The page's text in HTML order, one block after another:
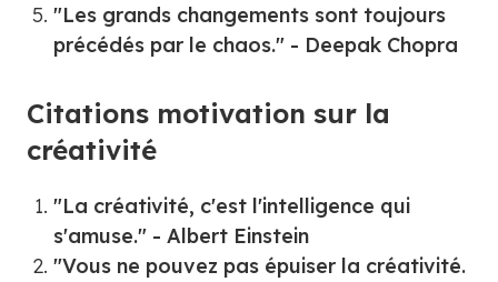
"Les grands changements sont toujours
précédés par le chaos." - Deepak Chopra
Citations motivation sur la
créativité
"La créativité, c'est l'intelligence qui
s'amuse." - Albert Einstein
"Vous ne pouvez pas épuiser la créativité.